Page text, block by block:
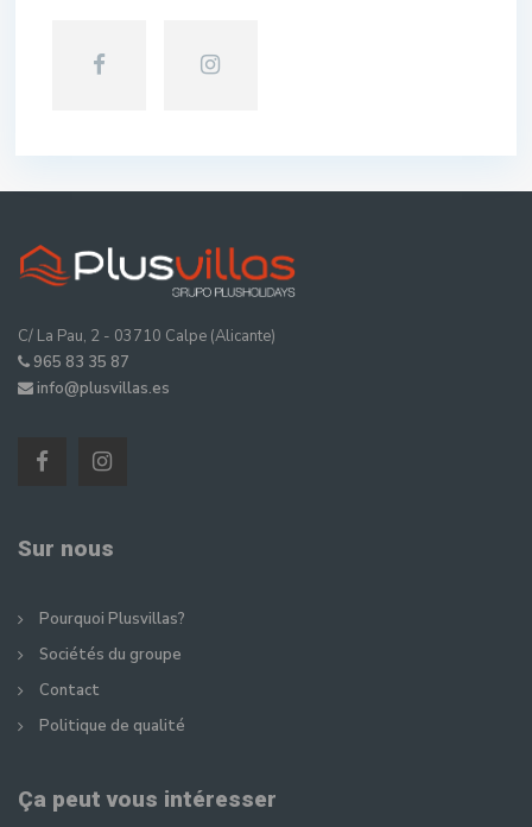
C/ La Pau, 2 - 03710 Calpe (Alicante)
965 83 35 87
info@plusvillas.es
Sur nous
Pourquoi Plusvillas?
Sociétés du groupe
Contact
Politique de qualité
Ça peut vous intéresser